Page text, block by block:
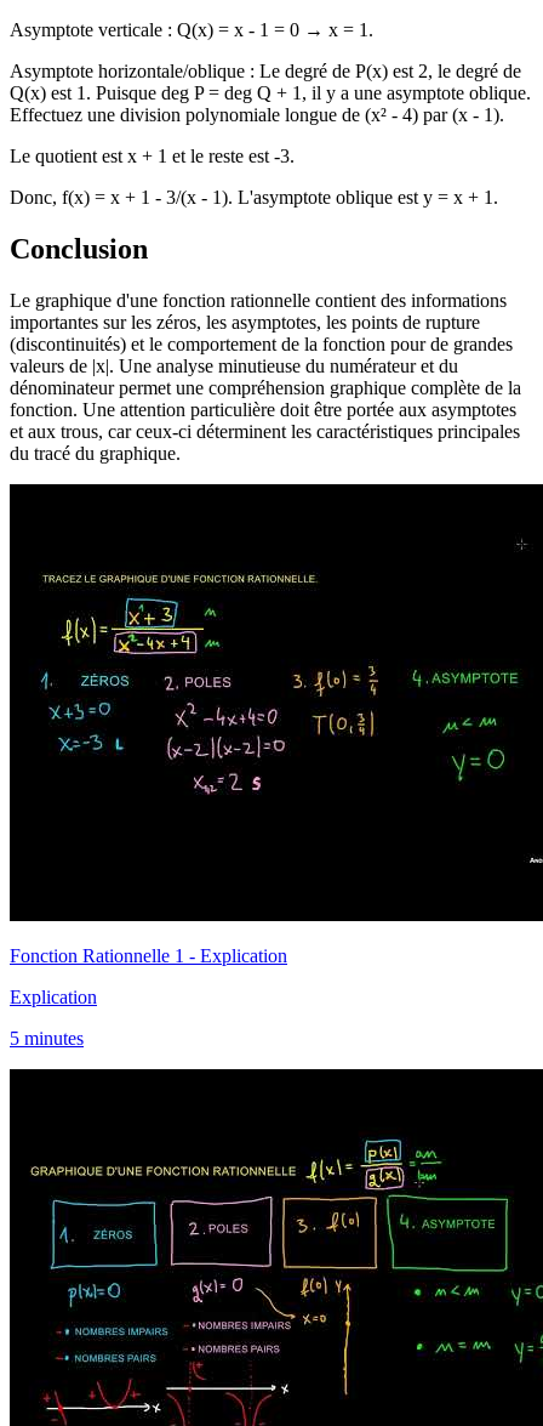
Asymptote verticale : Q(x) = x - 1 = 0 → x = 1.
Asymptote horizontale/oblique : Le degré de P(x) est 2, le degré de
Q(x) est 1. Puisque deg P = deg Q + 1, il y a une asymptote oblique.
Effectuez une division polynomiale longue de (x² - 4) par (x - 1).
Le quotient est x + 1 et le reste est -3.
Donc, f(x) = x + 1 - 3/(x - 1). L'asymptote oblique est y = x + 1.
Conclusion
Le graphique d'une fonction rationnelle contient des informations
importantes sur les zéros, les asymptotes, les points de rupture
(discontinuités) et le comportement de la fonction pour de grandes
valeurs de |x|. Une analyse minutieuse du numérateur et du
dénominateur permet une compréhension graphique complète de la
fonction. Une attention particulière doit être portée aux asymptotes
et aux trous, car ceux-ci déterminent les caractéristiques principales
du tracé du graphique.
Fonction Rationnelle 1 - Explication
Explication
5 minutes